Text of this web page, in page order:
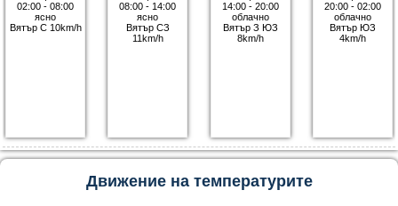
02:00 - 08:00
ясно
Вятър С 10km/h
08:00 - 14:00
ясно
Вятър СЗ
11km/h
14:00 - 20:00
облачно
Вятър З ЮЗ
8km/h
20:00 - 02:00
облачно
Вятър ЮЗ
4km/h
Движение на температурите